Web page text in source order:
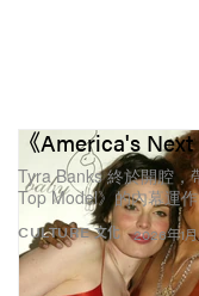
CULTURE 文化
《America's
Tyra Banks 終於開腔，
Top Model》的內幕運
2026年1